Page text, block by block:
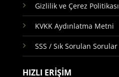
Gizlilik ve Çerez Politikası
KVKK Aydınlatma Metni
SSS / Sık Sorulan Sorular
HIZLI ERİŞİM